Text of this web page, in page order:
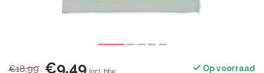
€18,99 €9,49 Incl. btw Op voorraad